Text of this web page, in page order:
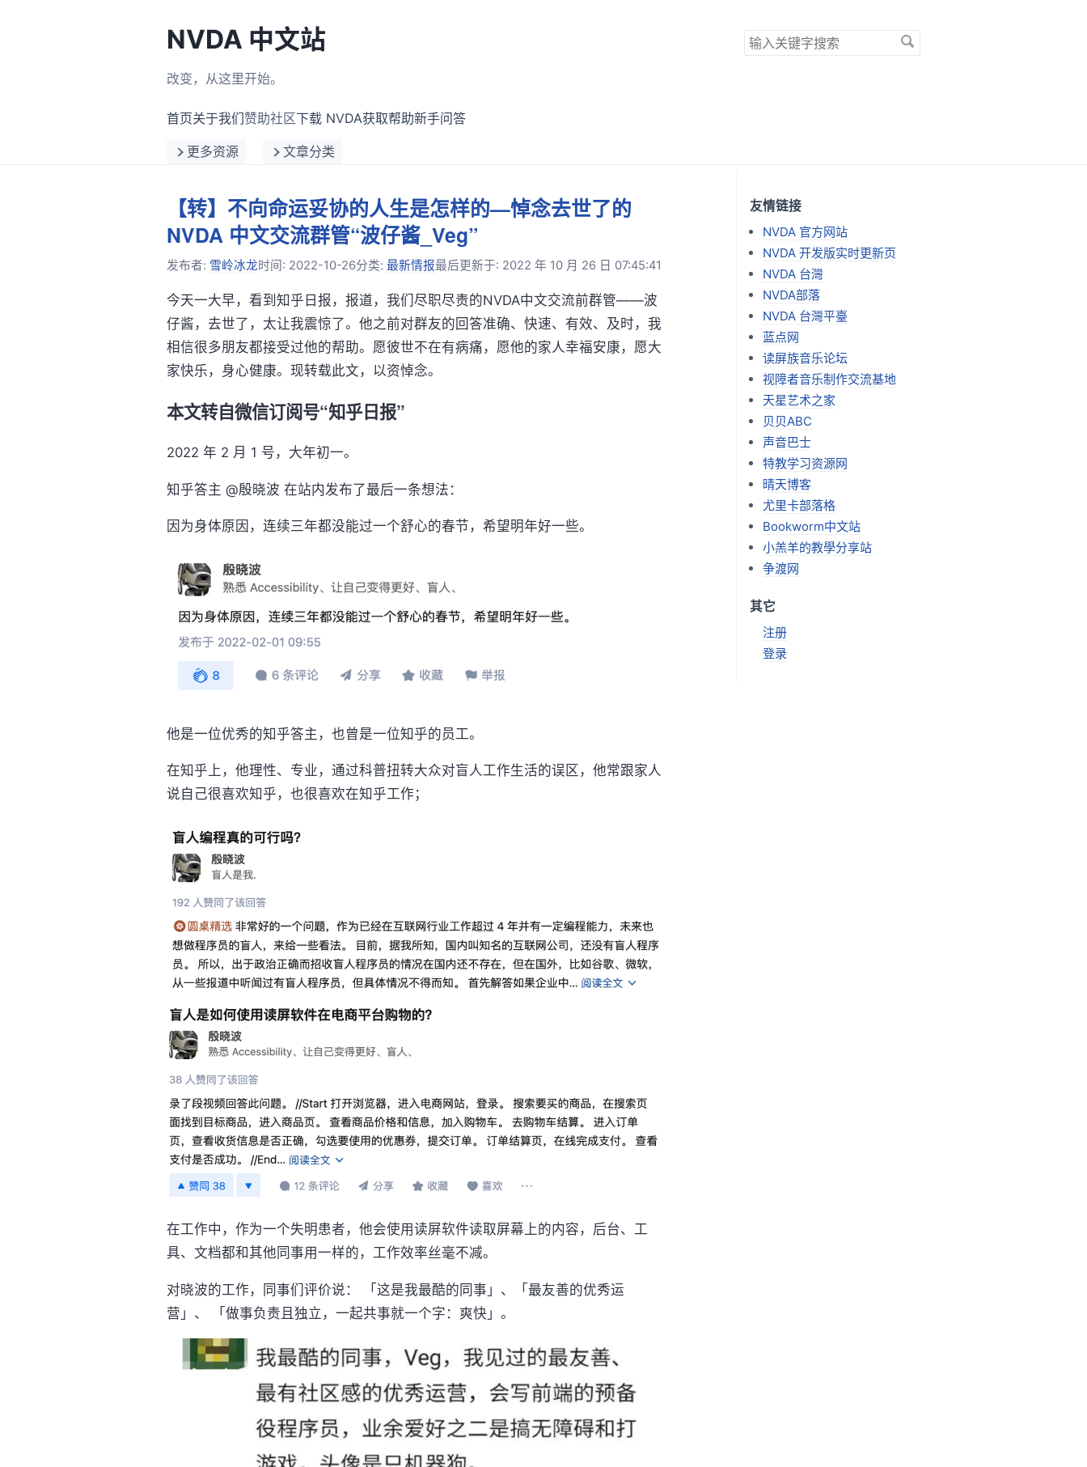
NVDA 中文站
改变，从这里开始。
搜
首页关于我们赞助社区下载 NVDA获取帮助新手问答
更多资源 文章分类
【转】不向命运妥协的人生是怎样的—悼念去世了的
NVDA 中文交流群管“波仔酱_Veg”
发布者: 雪岭冰龙时间: 2022-10-26分类: 最新情报最后更新于: 2022 年 10 月 26 日 07:45:41
今天一大早，看到知乎日报，报道，我们尽职尽责的NVDA中文交流前群管——波
仔酱，去世了，太让我震惊了。他之前对群友的回答准确、快速、有效、及时，我
相信很多朋友都接受过他的帮助。愿彼世不在有病痛，愿他的家人幸福安康，愿大
家快乐，身心健康。现转载此文，以资悼念。
本文转自微信订阅号“知乎日报”
2022 年 2 月 1 号，大年初一。
知乎答主 @殷晓波 在站内发布了最后一条想法：
因为身体原因，连续三年都没能过一个舒心的春节，希望明年好一些。
他是一位优秀的知乎答主，也曾是一位知乎的员工。
在知乎上，他理性、专业，通过科普扭转大众对盲人工作生活的误区，他常跟家人
说自己很喜欢知乎，也很喜欢在知乎工作；
在工作中，作为一个失明患者，他会使用读屏软件读取屏幕上的内容，后台、工
具、文档都和其他同事用一样的，工作效率丝毫不减。
对晓波的工作，同事们评价说： 「这是我最酷的同事」、「最友善的优秀运
营」、 「做事负责且独立，一起共事就一个字：爽快」。
友情链接
NVDA 官方网站
NVDA 开发版实时更新页
NVDA 台灣
NVDA部落
NVDA 台灣平臺
蓝点网
读屏族音乐论坛
视障者音乐制作交流基地
天星艺术之家
贝贝ABC
声音巴士
特教学习资源网
晴天博客
尤里卡部落格
Bookworm中文站
小羔羊的教學分享站
争渡网
其它
注册
登录